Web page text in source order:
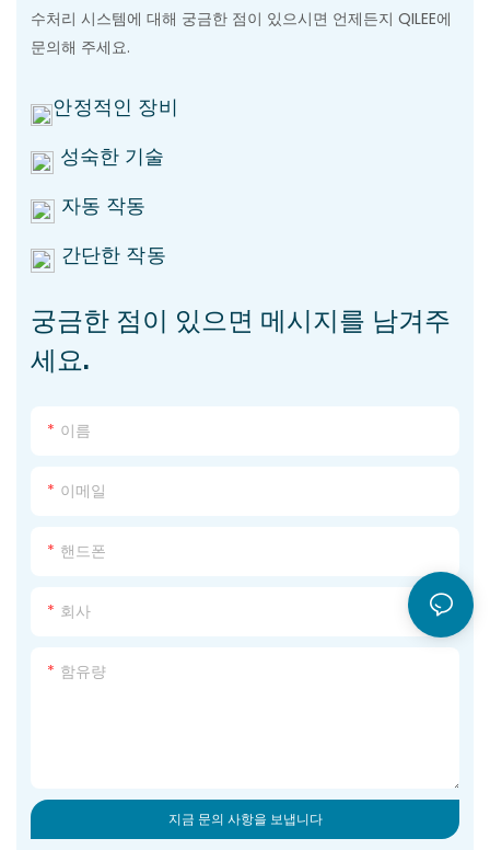
수처리 시스템에 대해 궁금한 점이 있으시면 언제든지 QILEE에
문의해 주세요.
안정적인 장비
성숙한 기술
자동 작동
간단한 작동
궁금한 점이 있으면 메시지를 남겨주
세요.
이름
이메일
핸드폰
회사
함유량
지금 문의 사항을 보냅니다